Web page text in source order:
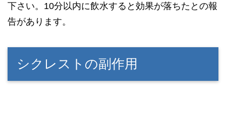
下さい。10分以内に飲水すると効果が落ちたとの報
告があります。
シクレストの副作用